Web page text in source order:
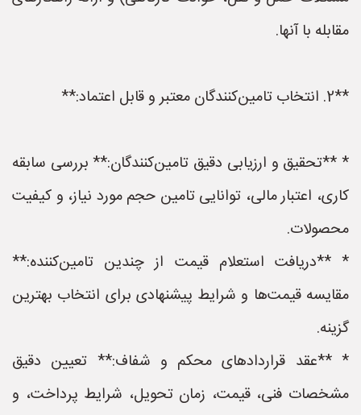
مقابله با آنها.
**2. انتخاب تامین‌کنندگان معتبر و قابل اعتماد:**
* **تحقیق و ارزیابی دقیق تامین‌کنندگان:** بررسی سابقه
کاری، اعتبار مالی، توانایی تامین حجم مورد نیاز، و کیفیت
محصولات.
* **دریافت استعلام قیمت از چندین تامین‌کننده:**
مقایسه قیمت‌ها و شرایط پیشنهادی برای انتخاب بهترین
گزینه.
* **عقد قراردادهای محکم و شفاف:** تعیین دقیق
مشخصات فنی، قیمت، زمان تحویل، شرایط پرداخت، و